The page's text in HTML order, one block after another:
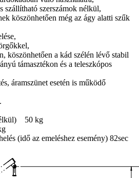
szállítható szerszámok nélkül,
köszönhetően még az ágy alatti szűk
köszönhetően a kád szélén lévő stabil
támasztékon és a teleszkópos
áramszünet esetén is működő
50 kg
(idő az emeléshez esemény) 82sec